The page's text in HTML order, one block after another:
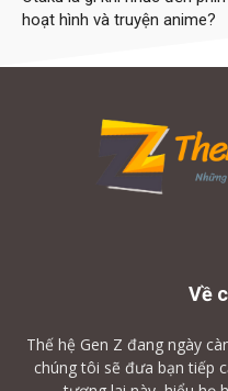
hoạt hình và truyện anime?
Về
Thế hệ Gen Z đang ngày
chúng tôi sẽ đưa bạn tiếp